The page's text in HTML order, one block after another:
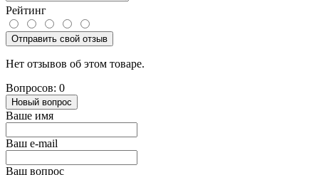
Рейтинг
Отправить свой отзыв
Нет отзывов об этом товаре.
Вопросов: 0
Новый вопрос
Ваше имя
Ваш e-mail
Ваш вопрос